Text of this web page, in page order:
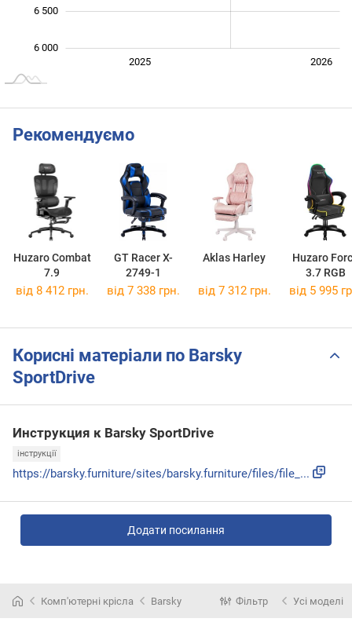
6 000
6 500
2025 2026
Рекомендуємо
Huzaro Combat
7.9
GT Racer X-
2749-1
Aklas Harley
Huzaro
3.7 RGB
від 8 412 грн. від 7 338 грн. від 7 312 грн. від 5 995
Корисні матеріали по Barsky
SportDrive
Инструкция к Barsky SportDrive
інструкції
https://barsky.furniture/sites/barsky.furniture/files/file_...
Додати посилання
Комп'ютерні крісла Barsky Фільтр Усі моделі